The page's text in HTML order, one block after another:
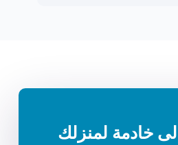
خادمة لمنزلك